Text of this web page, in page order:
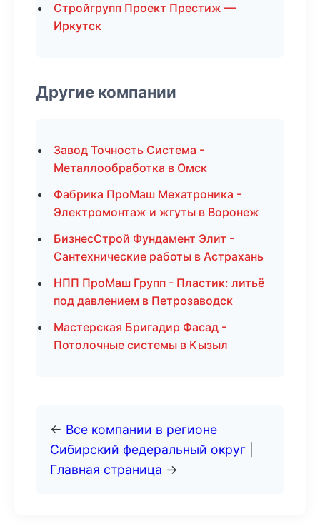
Стройгрупп Проект Престиж —
Иркутск
Другие компании
Завод Точность Система -
Металлообработка в Омск
Фабрика ПроМаш Мехатроника -
Электромонтаж и жгуты в Воронеж
БизнесСтрой Фундамент Элит -
Сантехнические работы в Астрахань
НПП ПроМаш Групп - Пластик: литьё
под давлением в Петрозаводск
Мастерская Бригадир Фасад -
Потолочные системы в Кызыл
← Все компании в регионе
Сибирский федеральный округ
Главная страница →